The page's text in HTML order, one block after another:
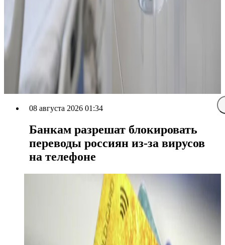
08 августа 2026 01:34
Банкам разрешат блокировать
переводы россиян из-за вирусов
на телефоне